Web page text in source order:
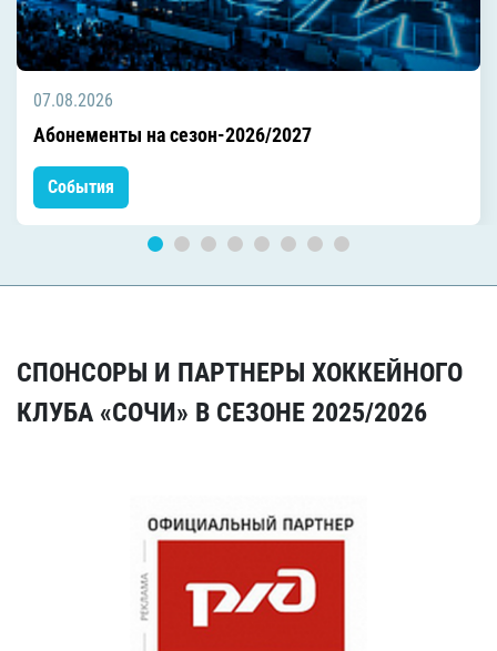
07.08.2026
Абонементы на сезон-2026/2027
События
СПОНСОРЫ И ПАРТНЕРЫ ХОККЕЙНОГО
КЛУБА «СОЧИ» В СЕЗОНЕ 2025/2026